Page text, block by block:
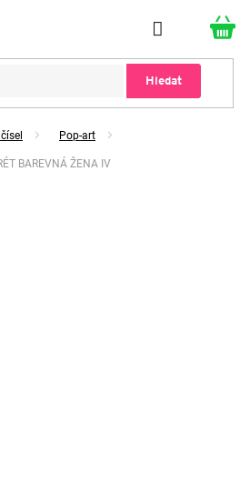
Hledat
Pop-art
BAREVNÁ ŽENA IV